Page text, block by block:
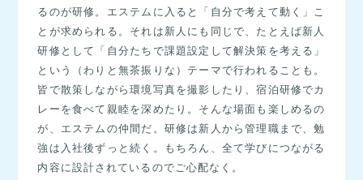
るのが研修。エステムに入ると「自分で考えて動く」こ
とが求められる。それは新人にも同じで、たとえば新人
研修として「自分たちで課題設定して解決策を考える」
という（わりと無茶振りな）テーマで行われることも。
皆で散策しながら環境写真を撮影したり、宿泊研修でカ
レーを食べて親睦を深めたり。そんな場面も楽しめるの
が、エステムの仲間だ。研修は新人から管理職まで、勉
強は入社後ずっと続く。もちろん、全て学びにつながる
内容に設計されているのでご心配なく。